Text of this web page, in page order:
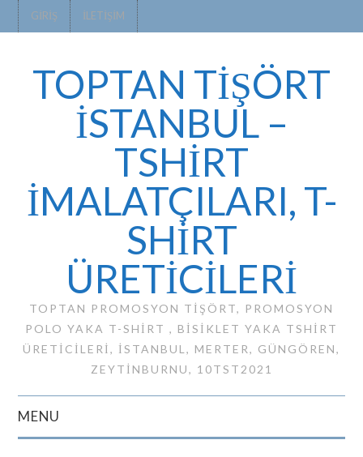
GIRIŞ İLETIŞIM
TOPTAN TİŞÖRT
İSTANBUL –
TSHIRT
IMALATÇILARI, T-
SHIRT
ÜRETICILERI
TOPTAN PROMOSYON TIŞÖRT, PROMOSYON
POLO YAKA T-SHIRT , BISIKLET YAKA TSHIRT
ÜRETICILERI, ISTANBUL, MERTER, GÜNGÖREN,
ZEYTINBURNU, 10TST2021
MENU